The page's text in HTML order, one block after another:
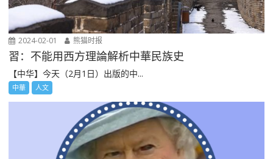
2024-02-01 熊猫时报
習：不能用西方理論解析中華民族史
【中华】今天（2月1日）出版的中...
中華 人文